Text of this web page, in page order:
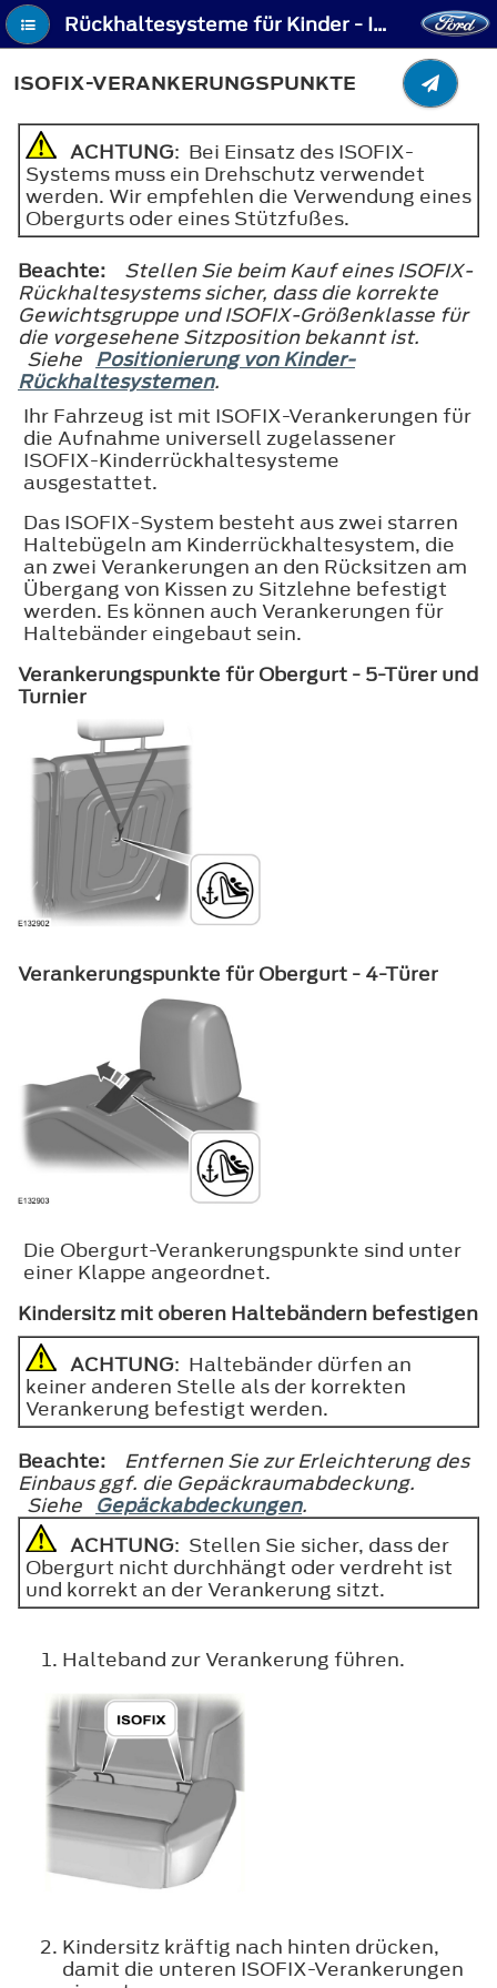
Rückhaltesysteme für Kinder - ISOFIX-Verankerungspunkte
ISOFIX-VERANKERUNGSPUNKTE
ACHTUNG: Bei Einsatz des ISOFIX-
Systems muss ein Drehschutz verwendet
werden. Wir empfehlen die Verwendung eines
Obergurts oder eines Stützfußes.
Beachte:
Stellen Sie beim Kauf eines ISOFIX-
Rückhaltesystems sicher, dass die korrekte
Gewichtsgruppe und ISOFIX-Größenklasse für
die vorgesehene Sitzposition bekannt ist.
Siehe Positionierung von Kinder-
Rückhaltesystemen.
Ihr Fahrzeug ist mit ISOFIX-Verankerungen für
die Aufnahme universell zugelassener
ISOFIX-Kinderrückhaltesysteme
ausgestattet.
Das ISOFIX-System besteht aus zwei starren
Haltebügeln am Kinderrückhaltesystem, die
an zwei Verankerungen an den Rücksitzen am
Übergang von Kissen zu Sitzlehne befestigt
werden. Es können auch Verankerungen für
Haltebänder eingebaut sein.
Verankerungspunkte für Obergurt - 5-Türer und
Turnier
Verankerungspunkte für Obergurt - 4-Türer
Die Obergurt-Verankerungspunkte sind unter
einer Klappe angeordnet.
Kindersitz mit oberen Haltebändern befestigen
ACHTUNG: Haltebänder dürfen an
keiner anderen Stelle als der korrekten
Verankerung befestigt werden.
Beachte:
Entfernen Sie zur Erleichterung des
Einbaus ggf. die Gepäckraumabdeckung.
Siehe Gepäckabdeckungen.
ACHTUNG: Stellen Sie sicher, dass der
Obergurt nicht durchhängt oder verdreht ist
und korrekt an der Verankerung sitzt.
Halteband zur Verankerung führen.
Kindersitz kräftig nach hinten drücken,
damit die unteren ISOFIX-Verankerungen